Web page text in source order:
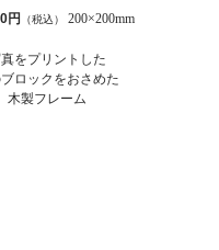
円 （税込） 200×200mm
をプリントした
ロックをおさめた
木製フレーム